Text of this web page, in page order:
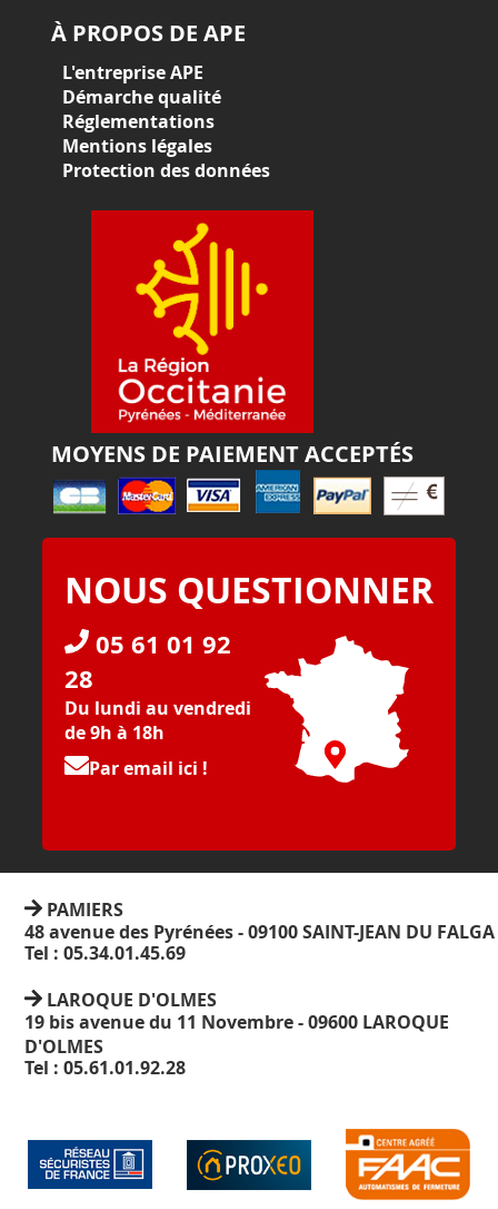
À PROPOS DE APE
L'entreprise APE
Démarche qualité
Réglementations
Mentions légales
Protection des données
MOYENS DE PAIEMENT ACCEPTÉS
NOUS QUESTIONNER
05 61 01 92
28
Du lundi au vendredi
de 9h à 18h
Par email ici !
PAMIERS
48 avenue des Pyrénées - 09100 SAINT-JEAN DU FALGA
Tel : 05.34.01.45.69
LAROQUE D'OLMES
19 bis avenue du 11 Novembre - 09600 LAROQUE
D'OLMES
Tel : 05.61.01.92.28